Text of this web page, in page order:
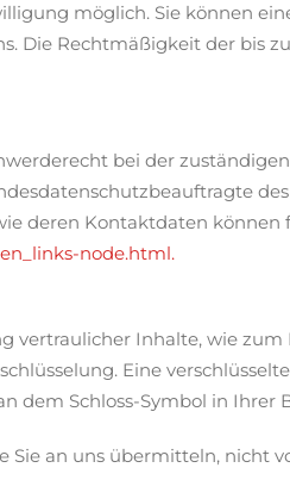
möglich. Sie können
Die Rechtmäßigkeit der bis
bei der
deren Kontaktdaten
node.html.
vertraulicher Inhalte, wie
Eine
dem Schloss-Symbol in Ihrer
Sie an uns übermitteln, nicht